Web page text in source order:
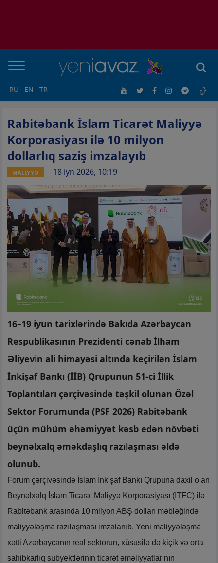
RU EN TR
Rabitəbank İslam Ticarət Maliyyə
Korporasiyası ilə 10 milyon
dollarlıq saziş imzalayıb
MALİYYƏ 18 iyn 2026, 10:19
16–19 iyun tarixlərində Bakıda Azərbaycan
Respublikasının Prezidenti cənab İlham
Əliyevin ali himayəsi altında keçirilən İslam
İnkişaf Bankı (İİB) Qrupunun 51-ci İllik
Toplantıları çərçivəsində təşkil olunan Özəl
Sektor Forumunda (PSF 2026) Rabitəbank
üçün mühüm əhəmiyyət kəsb edən növbəti
beynəlxalq əməkdaşlıq razılaşması əldə
olunub.
Forum çərçivəsində İslam İnkişaf Bankı Qrupuna daxil olan
Beynəlxalq İslam Ticarət Maliyyə Korporasiyası (ITFC) ilə
Rabitəbank arasında 10 milyon ABŞ dolları məbləğində
maliyyələşmə razılaşması imzalanıb. Yeni maliyyələşmə
xətti Azərbaycanın real sektorun, xüsusilə də kiçik və orta
sahibkarlıq subyektlərinin ticarət əməliyyatlarının